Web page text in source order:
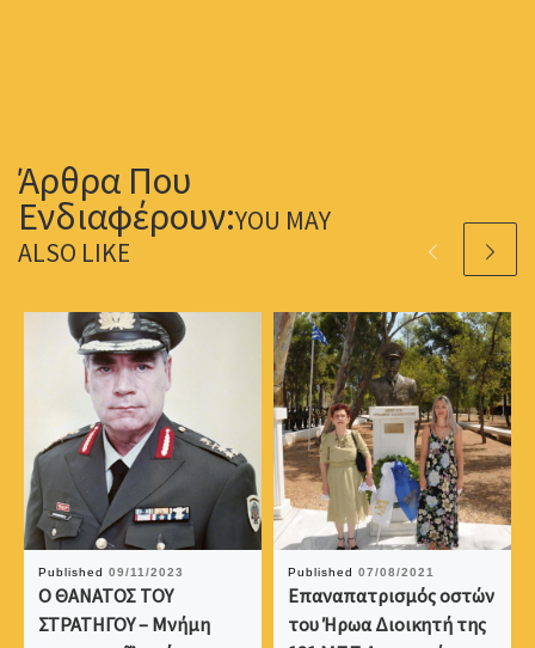
YOU MAY
ALSO LIKE
Published 09/11/2023
Ο ΘΑΝΑΤΟΣ ΤΟΥ
ΣΤΡΑΤΗΓΟΥ – Μνήμη
Published 07/08/2021
Επαναπατρισμός οστών
του Ήρωα Διοικητή της